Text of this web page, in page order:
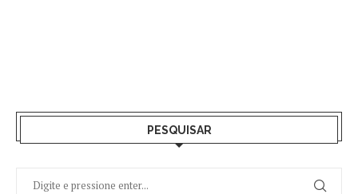
PESQUISAR